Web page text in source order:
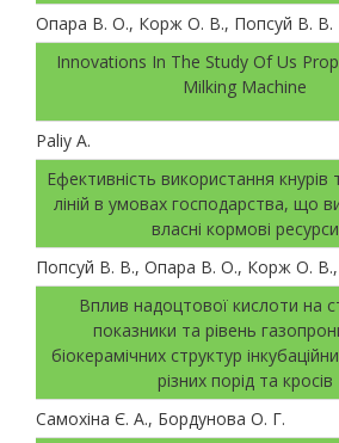
Опара В. О., Корж О. В., Попсуй В. В.
Innovations In The Study Of Us
Milking Machine
Paliy А.
Ефективність використання кнурів
ліній в умовах господарства, що
власні кормові ресурси
Попсуй В. В., Опара В. О., Корж О. В.,
Вплив надоцтової кислоти на
показники та рівень
біокерамічних структур
різних порід та кросів
Самохіна Є. А., Бордунова О. Г.